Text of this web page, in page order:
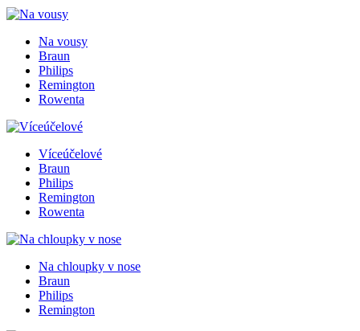
Na vousy
Braun
Philips
Remington
Rowenta
Víceúčelové
Braun
Philips
Remington
Rowenta
Na chloupky v nose
Braun
Philips
Remington